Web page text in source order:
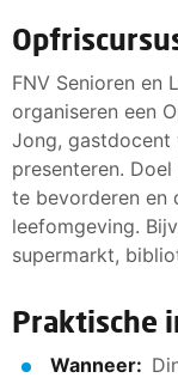
FNV Senioren en
organiseren een
Jong, gastdocent
presenteren.
te bevorderen en
leefomgeving.
supermarkt,
Praktische
Wanneer: